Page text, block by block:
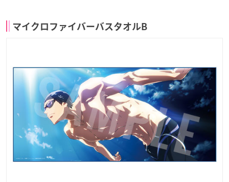
マイクロファイバーバスタオルB